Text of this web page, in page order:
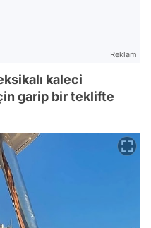
Reklam
kaleci
garip bir teklifte